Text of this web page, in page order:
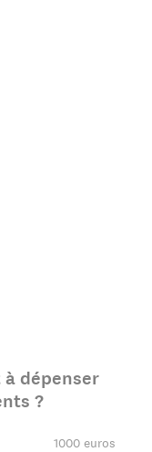
dépenser
?
1000 euros